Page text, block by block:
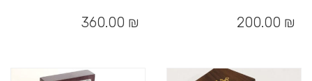
זה 360.00 ₪
זה 200.00 ₪